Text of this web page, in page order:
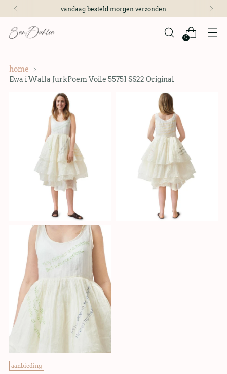
vandaag besteld morgen verzonden
0
home
Ewa i Walla JurkPoem Voile 55751 SS22 Original
aanbieding